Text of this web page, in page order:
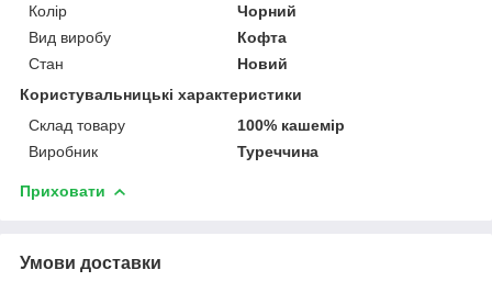
Колір
Чорний
Вид виробу
Кофта
Стан
Новий
Користувальницькі характеристики
Склад товару
100% кашемір
Виробник
Туреччина
Приховати
Умови доставки